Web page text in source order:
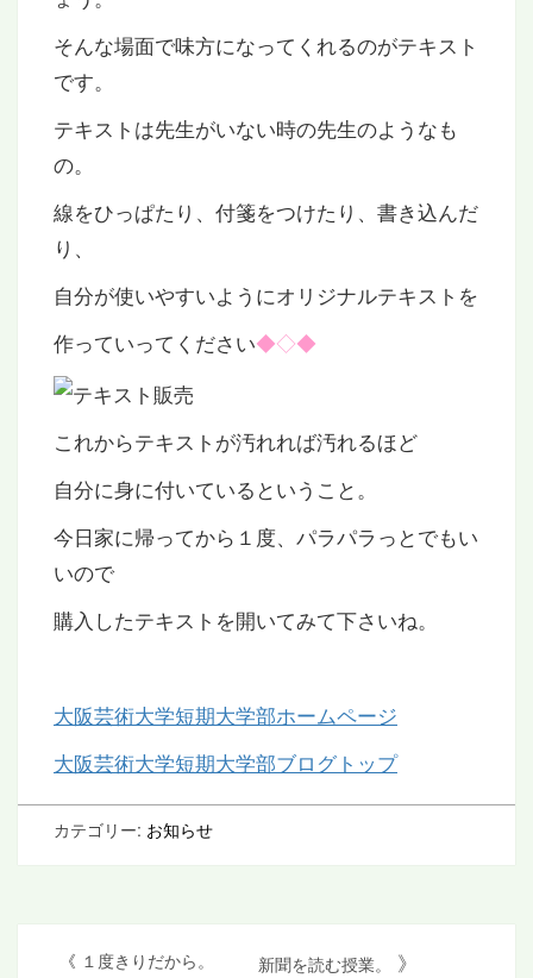
そんな場面で味方になってくれるのがテキスト
です。
テキストは先生がいない時の先生のようなも
の。
線をひっぱたり、付箋をつけたり、書き込んだ
り、
自分が使いやすいようにオリジナルテキストを
作っていってください◆◇◆
これからテキストが汚れれば汚れるほど
自分に身に付いているということ。
今日家に帰ってから１度、パラパラっとでもい
いので
購入したテキストを開いてみて下さいね。
大阪芸術大学短期大学部ホームページ
大阪芸術大学短期大学部ブログトップ
カテゴリー: お知らせ
《 １度きりだから。 新聞を読む授業。 》